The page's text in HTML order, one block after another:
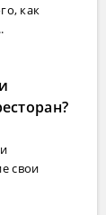
как
свои